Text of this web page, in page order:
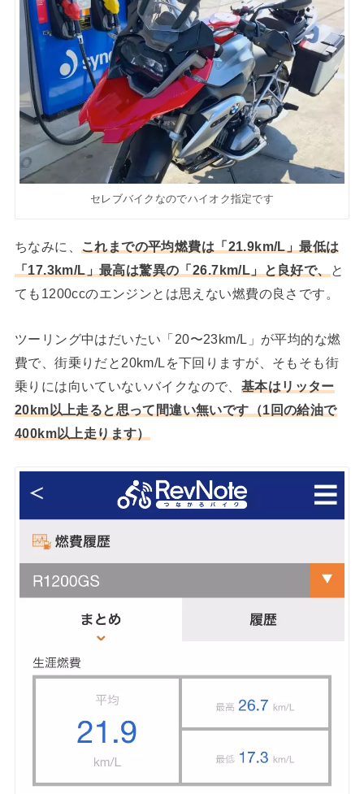
セレブバイクなのでハイオク指定です
ちなみに、
これまでの平均燃費は「21.9km/L」最低は
「17.3km/L」最高は驚異の「26.7km/L」と良好で、
と
ても1200ccのエンジンとは思えない燃費の良さです。
ツーリング中はだいたい「20〜23km/L」が平均的な燃
費で、街乗りだと20km/Lを下回りますが、そもそも街
乗りには向いていないバイクなので、 基本はリッター
20km以上走ると思って間違い無いです（1回の給油で
400km以上走ります）